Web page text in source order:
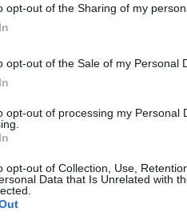
opt-out of the Sharing of my
opt-out of the Sale of my Personal
opt-out of processing my Personal
opt-out of Collection, Use,
Data that Is Unrelated with
καριέρας
σεζόν έχει
ο ιδιοκτήτης των
είναι απαραίητο για
free agent το καλοκαίρι
Γκριντων Φίνιξ
να συνεχίσει στους
Μπράουν,